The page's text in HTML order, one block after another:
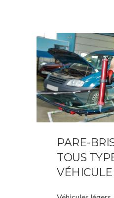
PARE-
TOUS
VÉHICULE